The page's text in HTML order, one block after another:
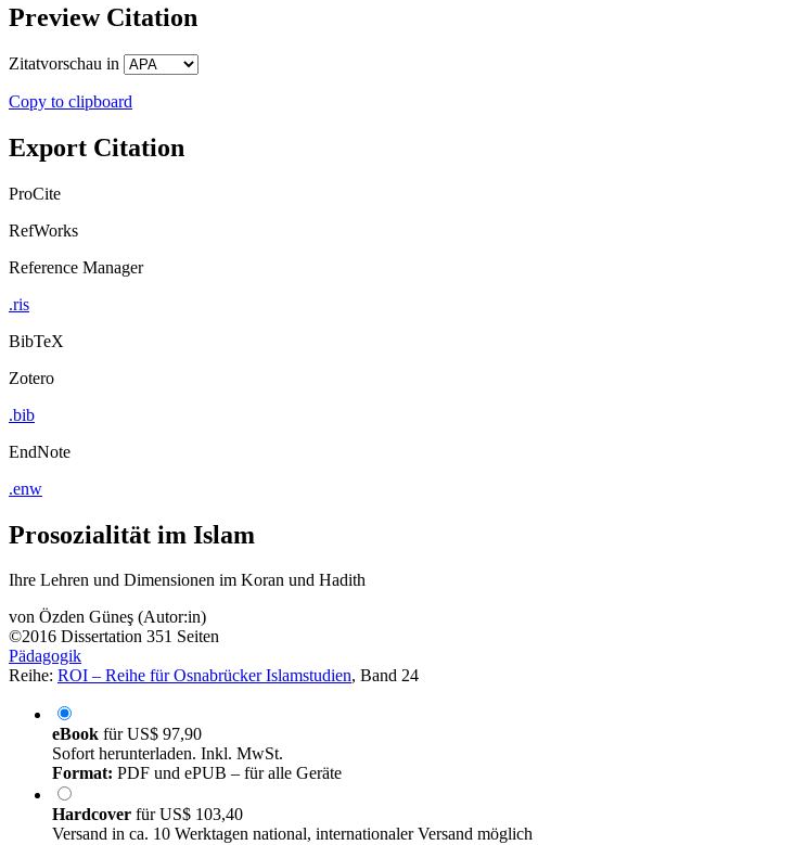
Preview Citation
Zitatvorschau in
Copy to clipboard
Export Citation
ProCite
RefWorks
Reference Manager
.ris
BibTeX
Zotero
.bib
EndNote
.enw
Prosozialität im Islam
Ihre Lehren und Dimensionen im Koran und Hadith
von Özden Güneş (Autor:in)
©2016 Dissertation 351 Seiten
Pädagogik
Reihe: ROI – Reihe für Osnabrücker Islamstudien, Band 24
eBook fürUS$ 97,90
Sofort herunterladen. Inkl. MwSt.
Format: PDF und ePUB – für alle Geräte
Hardcover fürUS$ 103,40
Versand in ca. 10 Werktagen national, internationaler Versand möglich